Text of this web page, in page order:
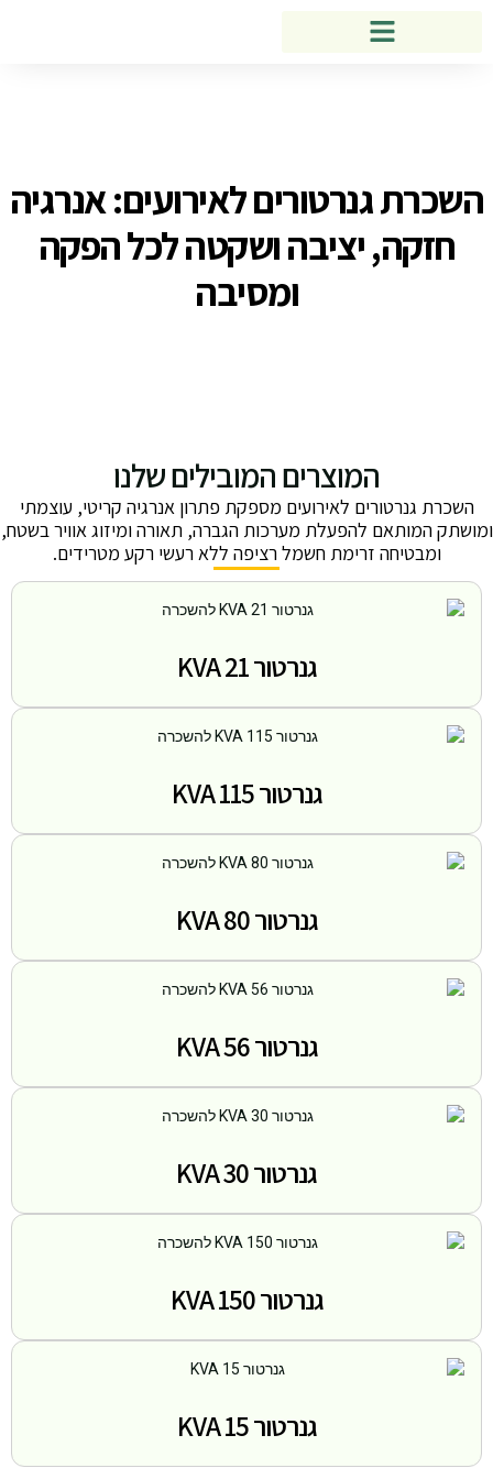
השכרת גנרטורים לאירועים: אנרגיה
חזקה, יציבה ושקטה לכל הפקה
ומסיבה
המוצרים המובילים שלנו
השכרת גנרטורים לאירועים מספקת פתרון אנרגיה קריטי, עוצמתי
ומושתק המותאם להפעלת מערכות הגברה, תאורה ומיזוג אוויר בשטח,
ומבטיחה זרימת חשמל רציפה ללא רעשי רקע מטרידים.
גנרטור 21 KVA
גנרטור 115 KVA
גנרטור 80 KVA
גנרטור 56 KVA
גנרטור 30 KVA
גנרטור 150 KVA
גנרטור 15 KVA